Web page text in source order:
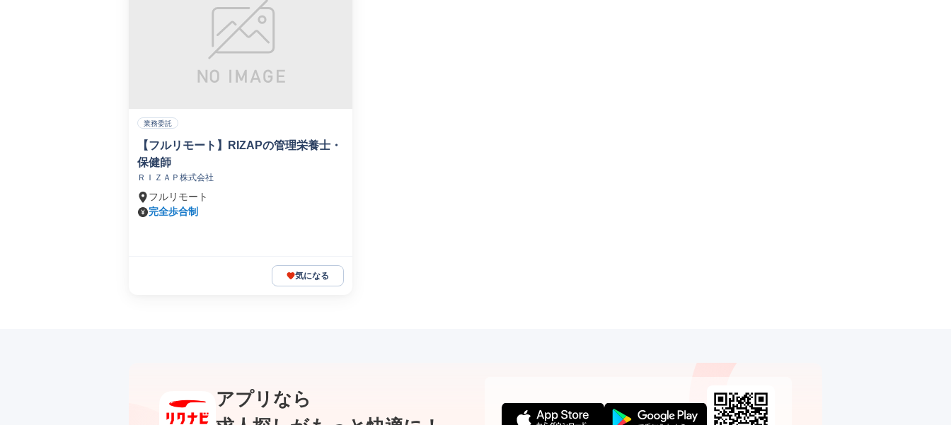
業務委託
【フルリモート】RIZAPの管理栄養士・
保健師
ＲＩＺＡＰ株式会社
フルリモート
完全歩合制
気になる
アプリなら